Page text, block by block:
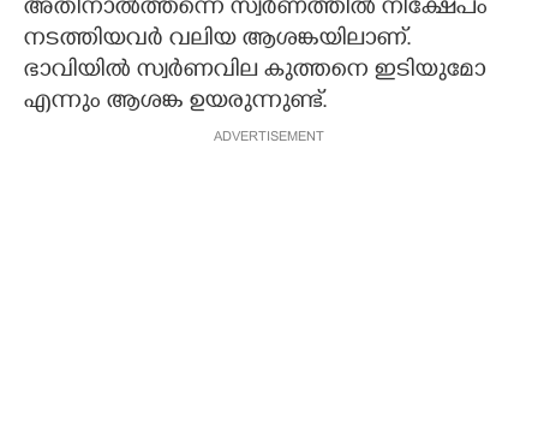
അതിനാൽത്തന്നെ സ്വർണത്തിൽ നിക്ഷേപം
നടത്തിയവർ വലിയ ആശങ്കയിലാണ്.
ഭാവിയിൽ സ്വർണവില കുത്തനെ ഇടിയുമോ
എന്നും ആശങ്ക ഉയരുന്നുണ്ട്.
ADVERTISEMENT